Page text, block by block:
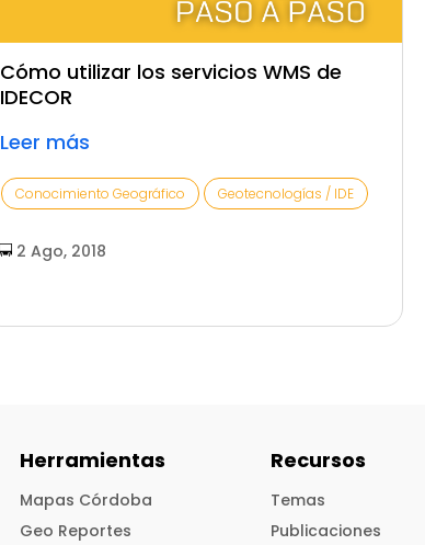
Cómo utilizar los servicios WMS de
IDECOR
Leer más
Conocimiento Geográfico Geotecnologías / IDE
2 Ago, 2018
Herramientas
Mapas Córdoba
Geo Reportes
Recursos
Temas
Publicaciones